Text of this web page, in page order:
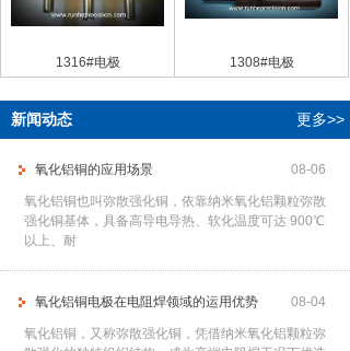
1316#电极 1308#电极
新闻动态 更多>>
08-06
氧化铝铜的应用场景
氧化铝铜也叫弥散强化铜，依靠纳米氧化铝颗粒弥散
强化铜基体，具备高导电导热、软化温度可达 900℃
以上、耐
08-04
氧化铝铜电极在电阻焊领域的运用优势
氧化铝铜，又称弥散强化铜，凭借纳米氧化铝颗粒弥